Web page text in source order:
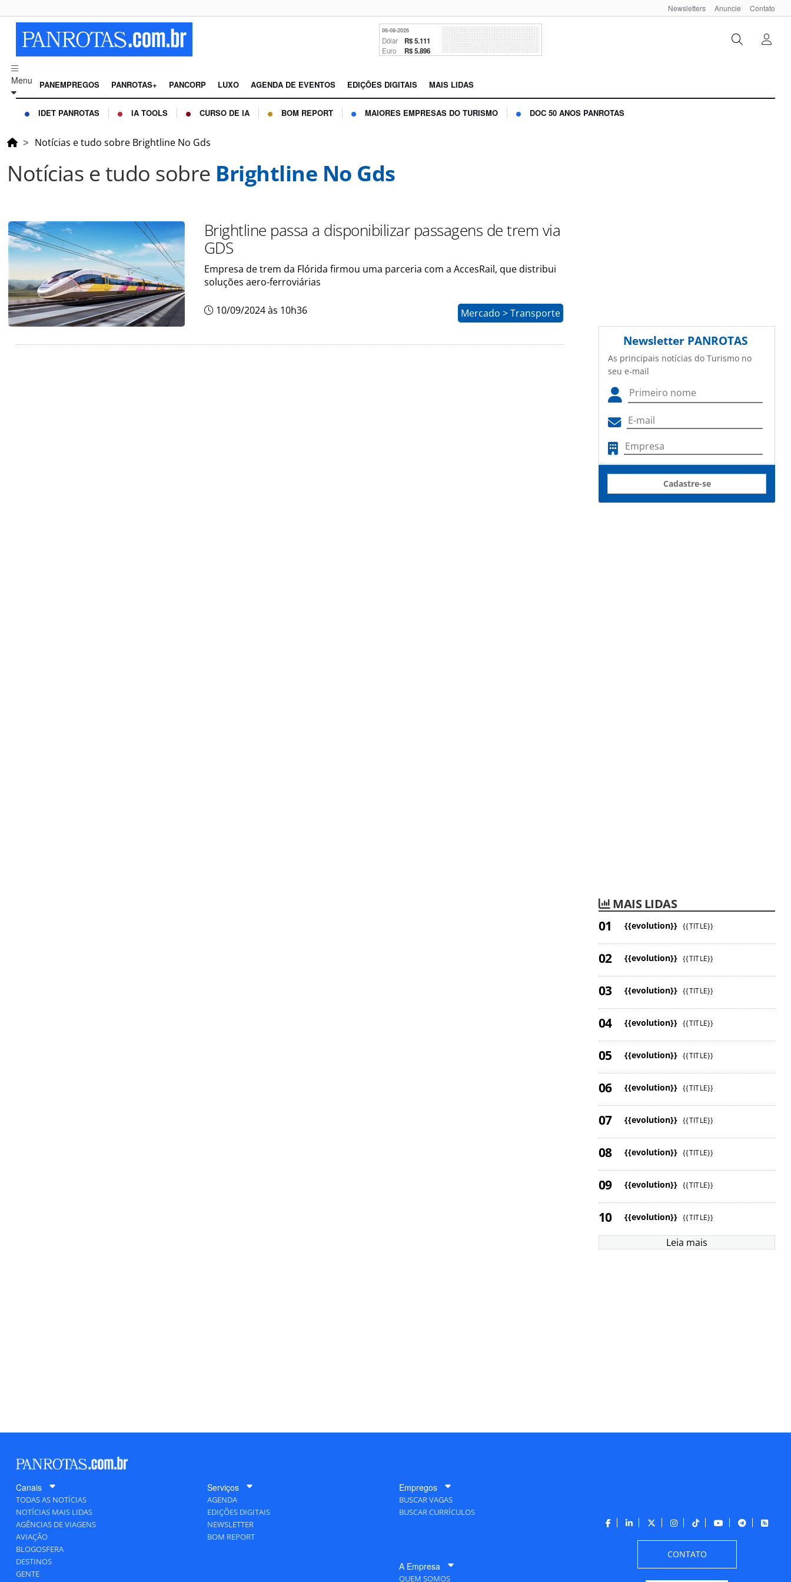
Newsletters Anuncie Contato
06-08-2026
Dólar R$ 5.111
Euro R$ 5.896
Menu PANEMPREGOS PANROTAS+ PANCORP LUXO AGENDA DE EVENTOS EDIÇÕES DIGITAIS MAIS LIDAS
IDET PANROTAS IA TOOLS CURSO DE IA BOM REPORT MAIORES EMPRESAS DO TURISMO DOC 50 ANOS PANROTAS
Notícias e tudo sobre Brightline No Gds
Notícias e tudo sobre Brightline No Gds
Brightline passa a disponibilizar passagens de trem via
GDS
Empresa de trem da Flórida firmou uma parceria com a AccesRail, que distribui
soluções aero-ferroviárias
10/09/2024 às 10h36 Mercado > Transporte
Newsletter PANROTAS
As principais notícias do Turismo no
seu e-mail
Cadastre-se
MAIS LIDAS
{{evolution}} {{TITLE}}
{{evolution}} {{TITLE}}
{{evolution}} {{TITLE}}
{{evolution}} {{TITLE}}
{{evolution}} {{TITLE}}
{{evolution}} {{TITLE}}
{{evolution}} {{TITLE}}
{{evolution}} {{TITLE}}
{{evolution}} {{TITLE}}
{{evolution}} {{TITLE}}
Leia mais
Canais
TODAS AS NOTÍCIAS
NOTÍCIAS MAIS LIDAS
AGÊNCIAS DE VIAGENS
AVIAÇÃO
BLOGOSFERA
DESTINOS
GENTE
Serviços
AGENDA
EDIÇÕES DIGITAIS
NEWSLETTER
BOM REPORT
Empregos
BUSCAR VAGAS
BUSCAR CURRÍCULOS
A Empresa
QUEM SOMOS
CONTATO